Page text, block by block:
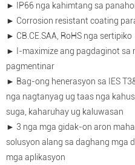
► IP66 nga kahimtang sa
► Corrosion resistant coating
► CB.CE.SAA, RoHS nga sertipiko
► I-maximize ang pagdaginot sa
pagmentinar
► Bag-ong henerasyon sa IES
nga nagtanyag ug taas nga
suga, kaharuhay ug kaluwasan
► 3 nga mga gidak-on aron
solusyon alang sa daghang mga
mga aplikasyon